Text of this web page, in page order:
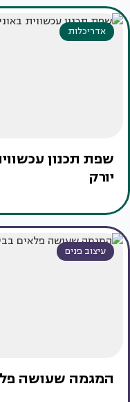
אדריכלות
שפת תכנון
יורק
עיצוב פנים
המגמה שעושה